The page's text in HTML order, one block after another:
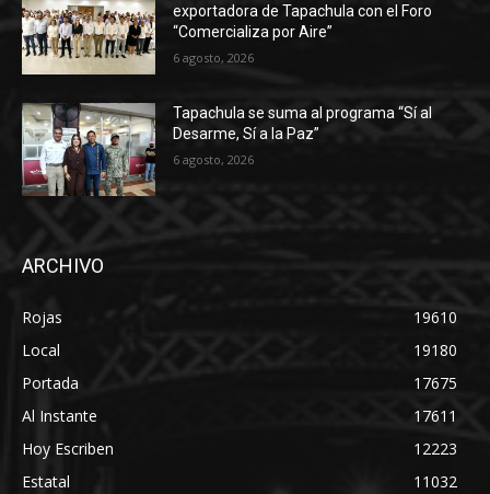
exportadora de Tapachula con el Foro
“Comercializa por Aire”
6 agosto, 2026
Tapachula se suma al programa “Sí al
Desarme, Sí a la Paz”
6 agosto, 2026
ARCHIVO
Rojas
19610
Local
19180
Portada
17675
Al Instante
17611
Hoy Escriben
12223
Estatal
11032